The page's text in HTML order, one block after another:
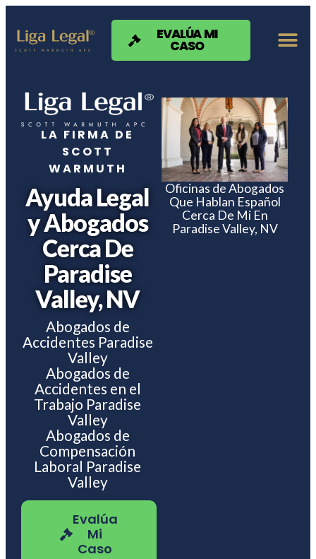
Nota:
sitio
web
accesibilidad.
EVALÚA MI
CASO
LA FIRMA DE
SCOTT
WARMUTH
Ayuda Legal
y Abogados
Cerca De
Paradise
Valley, NV
Abogados de
Accidentes Paradise
Valley
Abogados de
Accidentes en el
Trabajo Paradise
Valley
Abogados de
Compensación
Laboral Paradise
Valley
Evalúa
Mi
Caso
Oficinas de Abogados
Que Hablan Español
Cerca De Mi En
Paradise Valley, NV